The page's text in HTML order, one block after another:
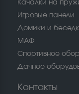
Качалки на
Игровые панели
Домики и
МАФ
Спортивное
Дачное
Контакты